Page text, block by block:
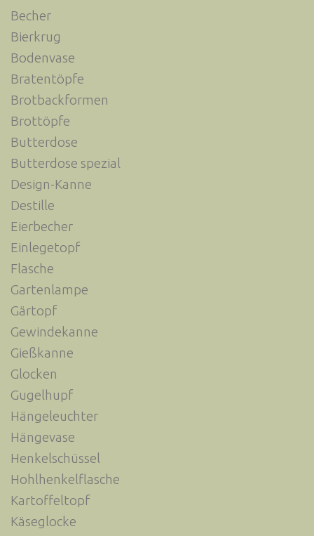
Becher
Bierkrug
Bodenvase
Bratentöpfe
Brotbackformen
Brottöpfe
Butterdose
Butterdose spezial
Design-Kanne
Destille
Eierbecher
Einlegetopf
Flasche
Gartenlampe
Gärtopf
Gewindekanne
Gießkanne
Glocken
Gugelhupf
Hängeleuchter
Hängevase
Henkelschüssel
Hohlhenkelflasche
Kartoffeltopf
Käseglocke